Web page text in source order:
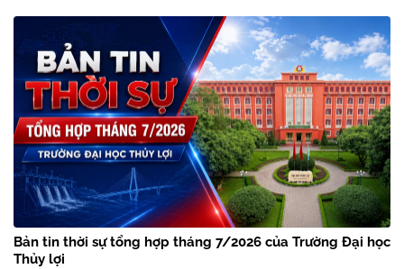
Bản tin thời sự tổng hợp tháng 7/2026 của Trường Đại học
Thủy lợi